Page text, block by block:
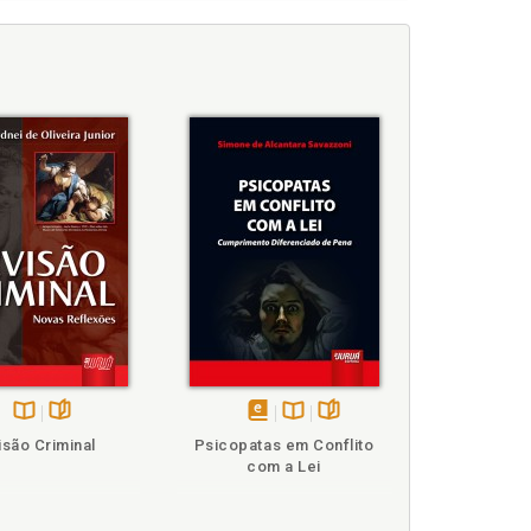
7.492/86, art. 12, p. 255
Lei 7.492/86, art. 17, «caput», p. 319
7.492/86, art. 17, parágrafo único, incs. I e
7.492/86, art. 14, «caput», p. 279
7.492/86, art. 12, p. 255
art. 10, p. 233
Lei 7.492/86, art. 17, «caput», p. 319
Disponível
páginas
Criminal
Disponível
na
páginas
Psicopatas em Conflito
com a Lei